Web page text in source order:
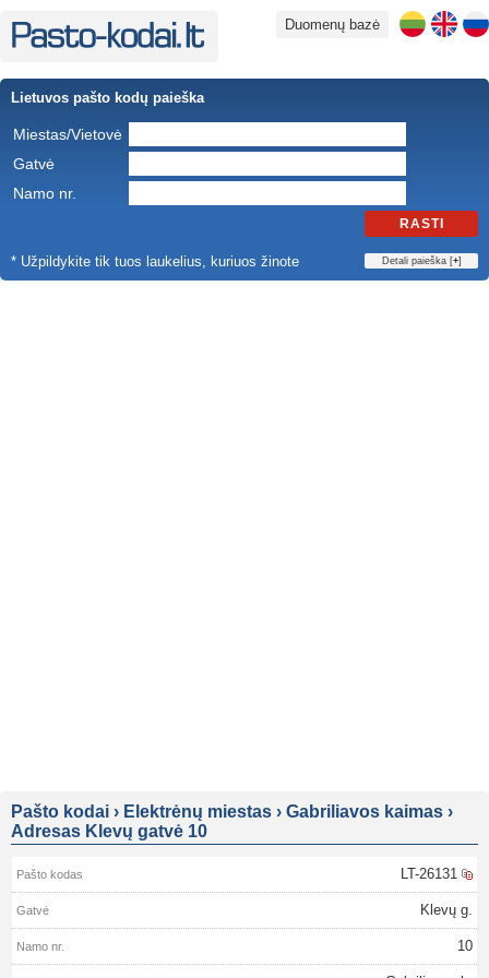
Duomenų bazė
Lietuvos pašto kodų paieška
Miestas/Vietovė
Gatvė
Namo nr.
RASTI
* Užpildykite tik tuos laukelius, kuriuos žinote Detali paieška [+]
Pašto kodai › Elektrėnų miestas › Gabriliavos kaimas ›
Adresas Klevų gatvė 10
LT-26131
Klevų g.
10